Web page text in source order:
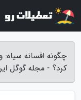
چگونه افسانه
کرد؟ - مجله گوگل